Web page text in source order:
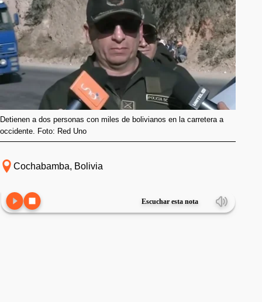
Detienen a dos personas con miles de bolivianos en la carretera a
occidente. Foto: Red Uno
Cochabamba, Bolivia
Escuchar esta nota